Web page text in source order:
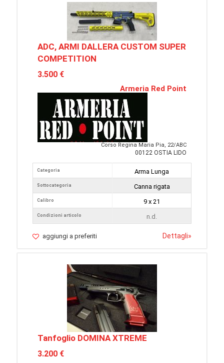
ADC, ARMI DALLERA CUSTOM SUPER
COMPETITION
3.500 €
Armeria Red Point
Corso Regina Maria Pia, 22/ABC
00122 OSTIA LIDO
Categoria
Sottocategoria
Calibro
Condizioni articolo
Arma Lunga
Canna rigata
9 x 21
n.d.
aggiungi a preferiti Dettagli»
Tanfoglio DOMINA XTREME
3.200 €